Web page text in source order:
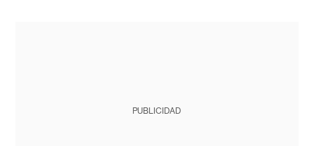
PUBLICIDAD